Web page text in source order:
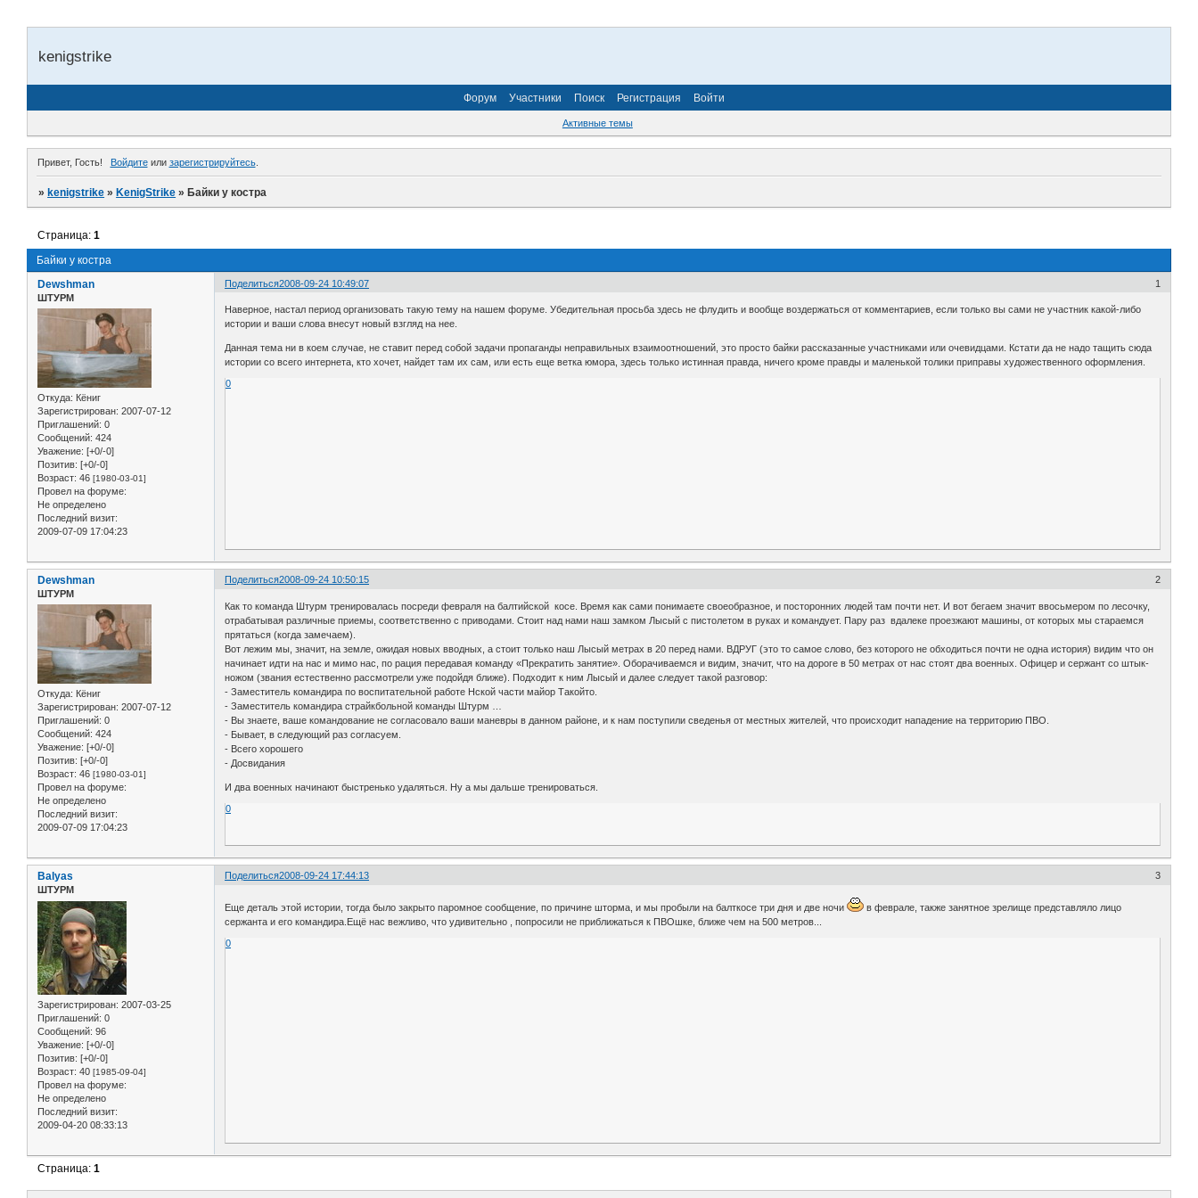
kenigstrike
Форум Участники Поиск Регистрация Войти
Активные темы
Привет, Гость! Войдитеили зарегистрируйтесь.
»kenigstrike »KenigStrike »Байки у костра
Байки у костра
Страница:1
Поделиться 1
2008-09-24 10:49:07
Dewshman
ШТУРМ
Откуда: Кёниг
Зарегистрирован: 2007-07-12
Приглашений: 0
Сообщений: 424
Уважение: [+0/-0]
Позитив: [+0/-0]
Возраст: 46 [1980-03-01]
Провел на форуме:
Не определено
Последний визит:
2009-07-09 17:04:23
Наверное, настал период организовать такую тему на нашем форуме. Убедительная просьба здесь не флудить и вообще воздержаться от комментариев, если только вы сами не участник какой-либо
истории и ваши слова внесут новый взгляд на нее.
Данная тема ни в коем случае, не ставит перед собой задачи пропаганды неправильных взаимоотношений, это просто байки рассказанные участниками или очевидцами. Кстати да не надо тащить сюда
истории со всего интернета, кто хочет, найдет там их сам, или есть еще ветка юмора, здесь только истинная правда, ничего кроме правды и маленькой толики приправы художественного оформления.
0
Поделиться 2
2008-09-24 10:50:15
Dewshman
ШТУРМ
Откуда: Кёниг
Зарегистрирован: 2007-07-12
Приглашений: 0
Сообщений: 424
Уважение: [+0/-0]
Позитив: [+0/-0]
Возраст: 46 [1980-03-01]
Провел на форуме:
Не определено
Последний визит:
2009-07-09 17:04:23
Как то команда Штурм тренировалась посреди февраля на балтийской косе. Время как сами понимаете своеобразное, и посторонних людей там почти нет. И вот бегаем значит ввосьмером по лесочку,
отрабатывая различные приемы, соответственно с приводами. Стоит над нами наш замком Лысый с пистолетом в руках и командует. Пару раз вдалеке проезжают машины, от которых мы стараемся
прятаться (когда замечаем).
Вот лежим мы, значит, на земле, ожидая новых вводных, а стоит только наш Лысый метрах в 20 перед нами. ВДРУГ (это то самое слово, без которого не обходиться почти не одна история) видим что он
начинает идти на нас и мимо нас, по рация передавая команду «Прекратить занятие». Оборачиваемся и видим, значит, что на дороге в 50 метрах от нас стоят два военных. Офицер и сержант со штык-
ножом (звания естественно рассмотрели уже подойдя ближе). Подходит к ним Лысый и далее следует такой разговор:
- Заместитель командира по воспитательной работе Нской части майор Такойто.
- Заместитель командира страйкбольной команды Штурм …
- Вы знаете, ваше командование не согласовало ваши маневры в данном районе, и к нам поступили сведенья от местных жителей, что происходит нападение на территорию ПВО.
- Бывает, в следующий раз согласуем.
- Всего хорошего
- Досвидания
И два военных начинают быстренько удаляться. Ну а мы дальше тренироваться.
0
Поделиться 3
2008-09-24 17:44:13
Balyas
ШТУРМ
Зарегистрирован: 2007-03-25
Приглашений: 0
Сообщений: 96
Уважение: [+0/-0]
Позитив: [+0/-0]
Возраст: 40 [1985-09-04]
Провел на форуме:
Не определено
Последний визит:
2009-04-20 08:33:13
Еще деталь этой истории, тогда было закрыто паромное сообщение, по причине шторма, и мы пробыли на балткосе три дня и две ночи
в феврале, также занятное зрелище представляло лицо
сержанта и его командира.Ещё нас вежливо, что удивительно , попросили не приближаться к ПВОшке, ближе чем на 500 метров...
0
Страница:1